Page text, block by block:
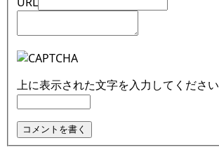
上に表示された文字を入力してください